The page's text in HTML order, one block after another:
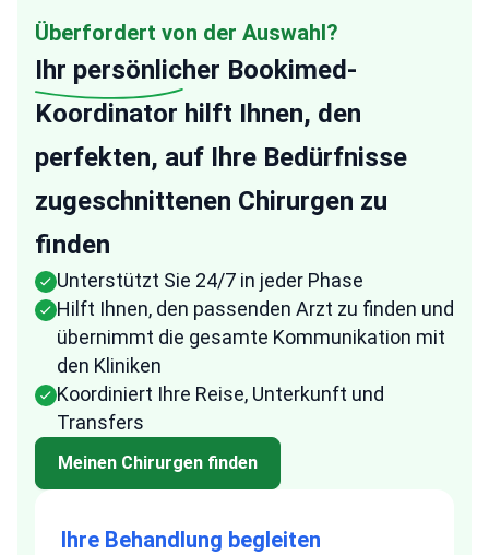
Überfordert von der Auswahl?
Ihr persönlicher Bookimed-
Koordinator hilft Ihnen, den
perfekten, auf Ihre Bedürfnisse
zugeschnittenen Chirurgen zu
finden
Unterstützt Sie 24/7 in jeder Phase
Hilft Ihnen, den passenden Arzt zu finden und
übernimmt die gesamte Kommunikation mit
den Kliniken
Koordiniert Ihre Reise, Unterkunft und
Transfers
Meinen Chirurgen finden
Ihre Behandlung begleiten